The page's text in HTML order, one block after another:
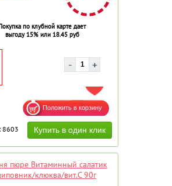
по клубной карте дает
выгоду 15% или 18.45 руб
ДОБАВИТЬ В ИЗБРАННОЕ
8603
пюре Витаминный салатик
клюква/вит.С 90г